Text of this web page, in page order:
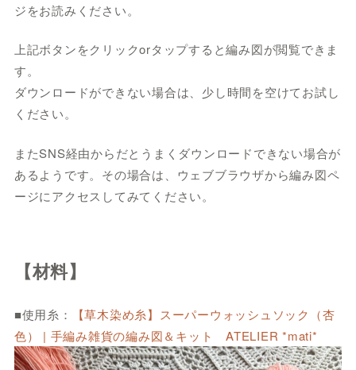
ジをお読みください。
上記ボタンをクリックorタップすると編み図が閲覧できま
す。
ダウンロードができない場合は、少し時間を空けてお試し
ください。
またSNS経由からだとうまくダウンロードできない場合が
あるようです。その場合は、ウェブブラウザから編み図ペ
ージにアクセスしてみてください。
【材料】
■使用糸：
【草木染め糸】スーパーウォッシュソック（杏
色） | 手編み雑貨の編み図＆キット ATELIER *mati*